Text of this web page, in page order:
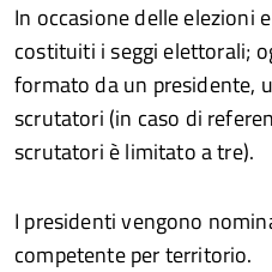
network
In occasione delle elezioni
costituiti i seggi elettorali;
formato da un presidente,
scrutatori (in caso di
scrutatori è limitato a tre).
I presidenti vengono
competente per territorio.